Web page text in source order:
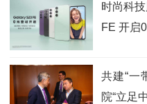
时尚科
FE 开启
共建“一
院“立足